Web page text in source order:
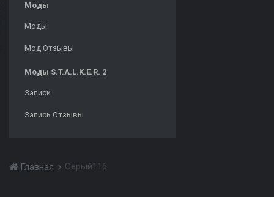
Моды
Моды
Мод Отзывы
Моды S.T.A.L.K.E.R. 2
Записи
Запись Отзывы
Главная Серый116